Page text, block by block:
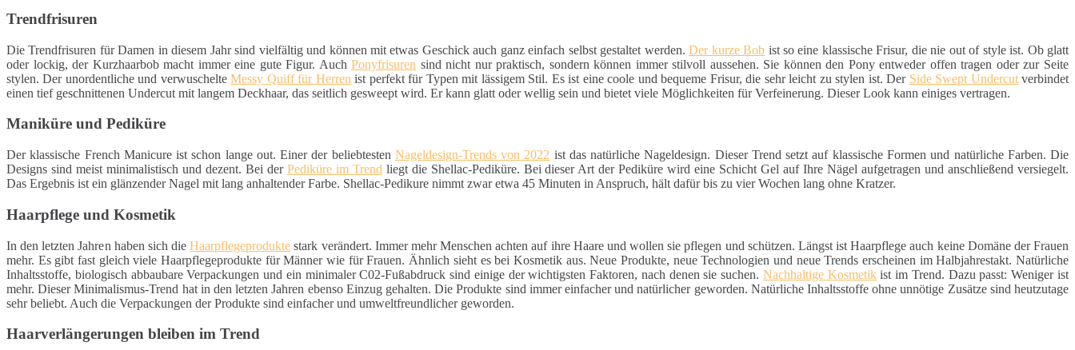
Trendfrisuren
Die Trendfrisuren für Damen in diesem Jahr sind vielfältig und können mit etwas Geschick auch ganz einfach selbst gestaltet werden.Der kurze Bob ist so eine klassische Frisur, die nie out of style ist. Ob glatt
oder lockig, der Kurzhaarbob macht immer eine gute Figur. AuchPonyfrisuren sind nicht nur praktisch, sondern können immer stilvoll aussehen. Sie können den Pony entweder offen tragen oder zur Seite
stylen. Der unordentliche und verwuschelteMessy Quiff für Herren ist perfekt für Typen mit lässigem Stil. Es ist eine coole und bequeme Frisur, die sehr leicht zu stylen ist. Der Side Swept Undercutverbindet
einen tief geschnittenen Undercut mit langem Deckhaar, das seitlich gesweept wird. Er kann glatt oder wellig sein und bietet viele Möglichkeiten für Verfeinerung. Dieser Look kann einiges vertragen.
Maniküre und Pediküre
Der klassische French Manicure ist schon lange out. Einer der beliebtesten Nageldesign-Trends von 2022 ist das natürliche Nageldesign. Dieser Trend setzt auf klassische Formen und natürliche Farben. Die
Designs sind meist minimalistisch und dezent. Bei der Pediküre im Trend liegt die Shellac-Pediküre. Bei dieser Art der Pediküre wird eine Schicht Gel auf Ihre Nägel aufgetragen und anschließend versiegelt.
Das Ergebnis ist ein glänzender Nagel mit lang anhaltender Farbe. Shellac-Pedikure nimmt zwar etwa 45 Minuten in Anspruch, hält dafür bis zu vier Wochen lang ohne Kratzer.
Haarpflege und Kosmetik
In den letzten Jahren haben sich dieHaarpflegeprodukte stark verändert. Immer mehr Menschen achten auf ihre Haare und wollen sie pflegen und schützen. Längst ist Haarpflege auch keine Domäne der Frauen
mehr. Es gibt fast gleich viele Haarpflegeprodukte für Männer wie für Frauen. Ähnlich sieht es bei Kosmetik aus. Neue Produkte, neue Technologien und neue Trends erscheinen im Halbjahrestakt. Natürliche
Inhaltsstoffe, biologisch abbaubare Verpackungen und ein minimaler C02-Fußabdruck sind einige der wichtigsten Faktoren, nach denen sie suchen. Nachhaltige Kosmetikist im Trend. Dazu passt: Weniger ist
mehr. Dieser Minimalismus-Trend hat in den letzten Jahren ebenso Einzug gehalten. Die Produkte sind immer einfacher und natürlicher geworden. Natürliche Inhaltsstoffe ohne unnötige Zusätze sind heutzutage
sehr beliebt. Auch die Verpackungen der Produkte sind einfacher und umweltfreundlicher geworden.
Haarverlängerungen bleiben im Trend